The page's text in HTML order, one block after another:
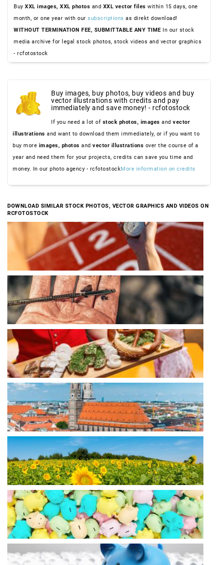
Buy XXL images, XXL photos and XXL vector files within 15 days, one
month, or one year with our subscriptions as direkt download!
WITHOUT TERMINATION FEE, SUBMITTABLE ANY TIME In our stock
media archive for legal stock photos, stock videos and vector graphics
- rcfotostock
Buy images, buy photos, buy videos and buy
vector illustrations with credits and pay
immediately and save money! - rcfotostock
If you need a lot of stock photos, images and vector
illustrations and want to download them immediately, or if you want to
buy more images, photos and vector illustrations over the course of a
year and need them for your projects, credits can save you time and
money. In our photo agency - rcfotostockMore information on credits
DOWNLOAD SIMILAR STOCK PHOTOS, VECTOR GRAPHICS AND VIDEOS ON
RCFOTOSTOCK